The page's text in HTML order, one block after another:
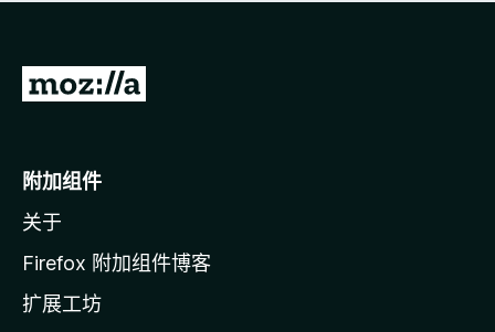
无
转
o
i
l
a
附加组件
关于
Firefox 附加组件博客
扩展工坊